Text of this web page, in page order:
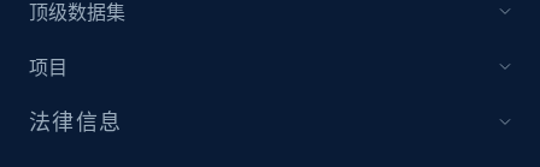
顶级数据集
项目
法律信息